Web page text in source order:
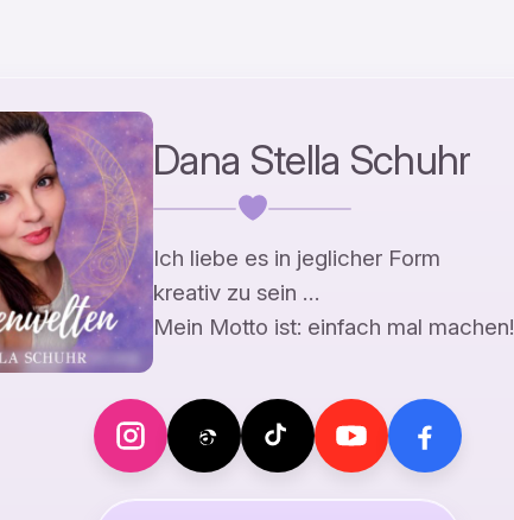
Dana Stella Schuhr
Ich liebe es in jeglicher Form
kreativ zu sein …
Mein Motto ist: einfach mal machen!